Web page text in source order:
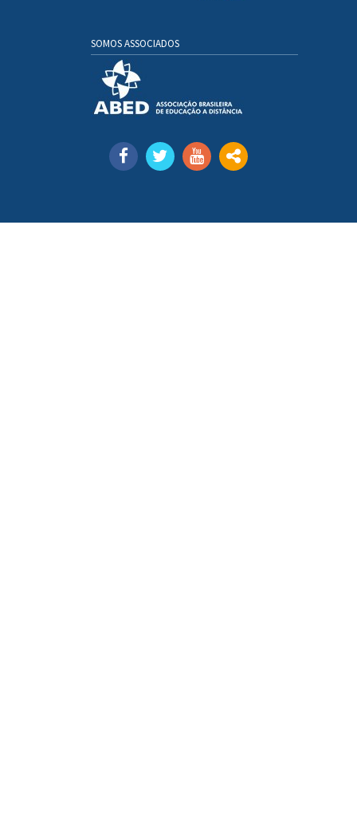
SOMOS ASSOCIADOS